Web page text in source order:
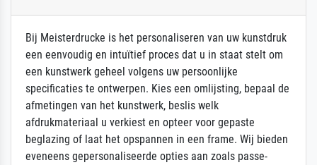
Bij Meisterdrucke is het personaliseren van uw kunstdruk
een eenvoudig en intuïtief proces dat u in staat stelt om
een kunstwerk geheel volgens uw persoonlijke
specificaties te ontwerpen. Kies een omlijsting, bepaal de
afmetingen van het kunstwerk, beslis welk
afdrukmateriaal u verkiest en opteer voor gepaste
beglazing of laat het opspannen in een frame. Wij bieden
eveneens gepersonaliseerde opties aan zoals passe-